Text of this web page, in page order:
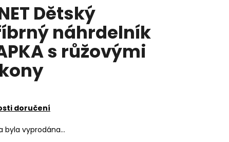
Dětský
náhrdelník
s růžovými
doručení
byla vyprodána…